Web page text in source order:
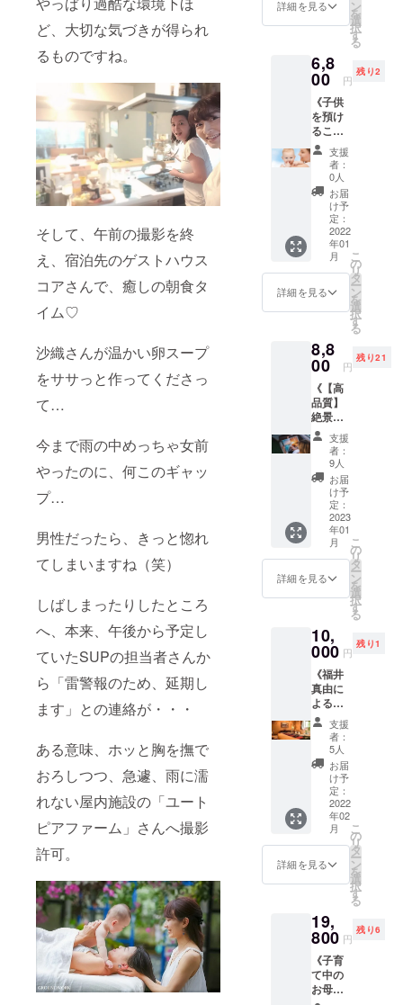
ど、大切な気づきが得られ
るものですね。
そして、午前の撮影を終
え、宿泊先のゲストハウス
コアさんで、癒しの朝食タ
イム♡
沙織さんが温かい卵スープ
をササっと作ってくださっ
て…
今まで雨の中めっちゃ女前
やったのに、何このギャッ
プ…
男性だったら、きっと惚れ
てしまいますね（笑）
しばしまったりしたところ
へ、本来、午後から予定し
ていたSUPの担当者さんか
ら「雷警報のため、延期し
ます」との連絡が・・・
ある意味、ホッと胸を撫で
おろしつつ、急遽、雨に濡
れない屋内施設の「ユート
ピアファーム」さんへ撮影
許可。
ます。
※groun
dwork.c
mail.co
mから
メール
をお届
けいた
しま
す。
（届い
ていな
いと思
わる時
は、
「迷惑
メール
ご確認
くださ
ら側で
選ばせ
す。
（表示
してい
る画像
はイ
メージ
とな
り、送
らせて
いただ
くデー
タとは
異なる
場合が
ござい
す。）
※商用で
製、転
売など
の二次
利用は
禁止さ
せてい
ただき
ます。
※groun
dwork.c
are@g
mail.co
mから
メール
しま
す。
ていな
いと思
わる時
は、
「迷惑
メール
フォル
ダ」を
ご確認
くださ
い。）
ます。
話のみ
でも対
です。
※ビデオ
通話の
日時
は、い
くつか
候補を
あげさ
せてい
ただ
き、前
もって
の上決
めさせ
す。
※LINE
やZoom
等での
ビデオ
通話を
予定し
ていま
す。 ※
データ
はメー
ルまた
はLINE
で送ら
せてい
ます。
※写真
ておき
の１枚
をこち
ら側で
選ばせ
ていた
だきま
す。
（表示
してい
る画像
はイ
メージ
とな
いただ
くデー
異なる
場合が
ござい
ま
す。）
※商用で
の写真
ホーム
ト）に
アクセ
スする
だけで
簡単に
閲覧で
きる
「絶景
セラ
ピー デ
ジタル
写真
集」の
URLを
メール
で送ら
せてい
特別
に・・
後イベ
ントな
どで使
う予定
のフォ
トムー
ビー
（写真
と音楽
を使っ
た写真
スライ
ショー
）も
ピー」
と「撮
影ロケ
でのメ
イキン
グシー
ン」の
２つで
付けさ
せてい
ただき
ます！
【リ
ターン
内容】
ジタル
絶景セ
集」
（URL
にアク
セスし
て閲
覧：半
ビー」
＆「撮
でのメ
イキン
グフォ
トムー
ビー」
付き♪
＋ 写真
集お名
前掲載
》 3980
円のリ
ターン
でお出
しして
いる
《「絶
景セラ
集」を
いち早
くお届
け／
「絶景
セラ
ピー
フォト
ムー
ビー」
＆「撮
影ロケ
でのメ
イキン
グフォ
トムー
ビー」
「写真
集制作
という
形でお
名前を
写真集
の最後
に掲載
させて
いただ
きま
す。
（掲載
名にご
ある場
合、リ
の「備
考欄」
にご記
載くだ
さい。
記載が
詳細を見る ン
を
選
択
す
る
6,8
00 円
残り2
《子供
を預け
ること
ができ
ないマ
マさん
へ☆エ
サレン
マッ
サージ
中にベ
ビー
シッ
ターを
つけさ
せてい
ま
す！》
リター
ンの中
にある
「子育
て中の
お母さ
んを笑
顔にし
たい！
日々格
闘する
ママさ
んにエ
サレン
マッ
ト」を
行わせ
ていた
だく際
に、子
どもを
預ける
ことが
できな
いママ
さんを
対象
に、ベ
ビー
シッ
ターを
つけさ
ンとな
りま
エサレ
ンマッ
サージ
支援
者：
0人
お届
け予
定：
2022
年01
月
詳細を見る
こ
の
リ
タ
ー
ン
を
選
択
す
る
8,8
00 円
残り21
《【高
品質】
絶景セ
ラピー
写真集
を「紙
のフォ
トブッ
ク（直
筆サイ
ン入
り）」
でいち
早くお
届け＋
写真集
掲載》
絶景セ
ラピー
写真集
を高品
質の紙
の
「フォ
トブッ
ク」で
お届け
しま
す！ デ
ジタル
もいい
けど、
紙には
度感や
良さ
が。 ス
トー
リー性
を持た
支援
者：
9人
お届
け予
定：
2023
年01
月
詳細を見る
こ
の
リ
タ
ー
ン
を
選
択
す
る
10,
000 円
残り1
《福井
真由に
よる３
組限定
のオン
ライン
技術
シェア
会（１
２０
分）に
参加で
き
る！》
福井真
由が
て、技
術（エ
サレン
マッ
サージ
をベー
支援
者：
5人
お届
け予
定：
2022
年02
月
詳細を見る
こ
の
リ
タ
ー
ン
を
選
択
す
る
19,
800 円
残り6
《子育
て中の
お母さ